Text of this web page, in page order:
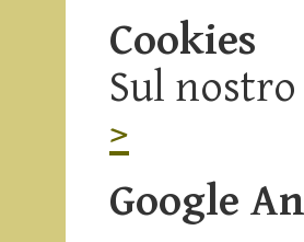
Cookies
Sul
>
Google